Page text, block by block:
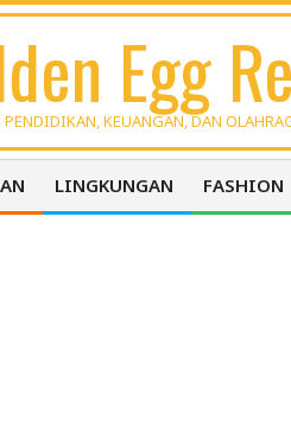
Egg
PENDIDIKAN, KEUANGAN, DAN
LINGKUNGAN FASHION